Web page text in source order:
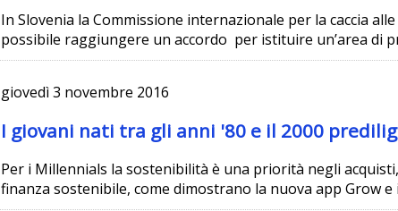
In Slovenia la Commissione internazionale per la caccia
possibile raggiungere un accordo per istituire un’area di
giovedì3 novembre 2016
I giovani nati tra gli anni '80 e il 2000
Per i Millennials la sostenibilità è una priorità negli
finanza sostenibile, come dimostrano la nuova app Grow